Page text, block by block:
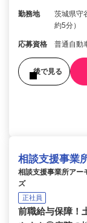
勤務地
茨城県守
約5分）
応募資格 普通自動
後で見る
相談支援事業
相談支援事業所アー
ズ
正社員
前職給与保障！